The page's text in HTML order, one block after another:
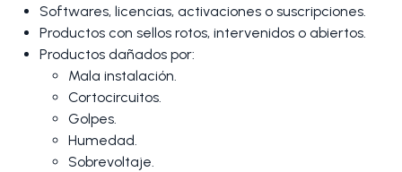
Softwares, licencias, activaciones o suscripciones.
Productos con sellos rotos, intervenidos o abiertos.
Productos dañados por:
Mala instalación.
Cortocircuitos.
Golpes.
Humedad.
Sobrevoltaje.